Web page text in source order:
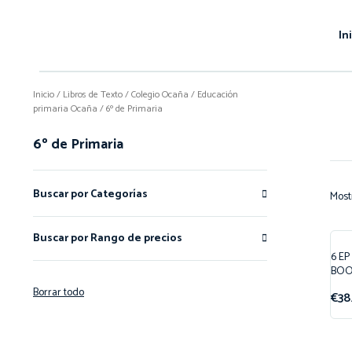
Inicio/ Libros de Texto/Colegio Ocaña / Educación
primaria Ocaña / 6º de Primaria
6º de Primaria
Buscar por Categorías
Buscar por Rango de precios
Borrar todo
6
€